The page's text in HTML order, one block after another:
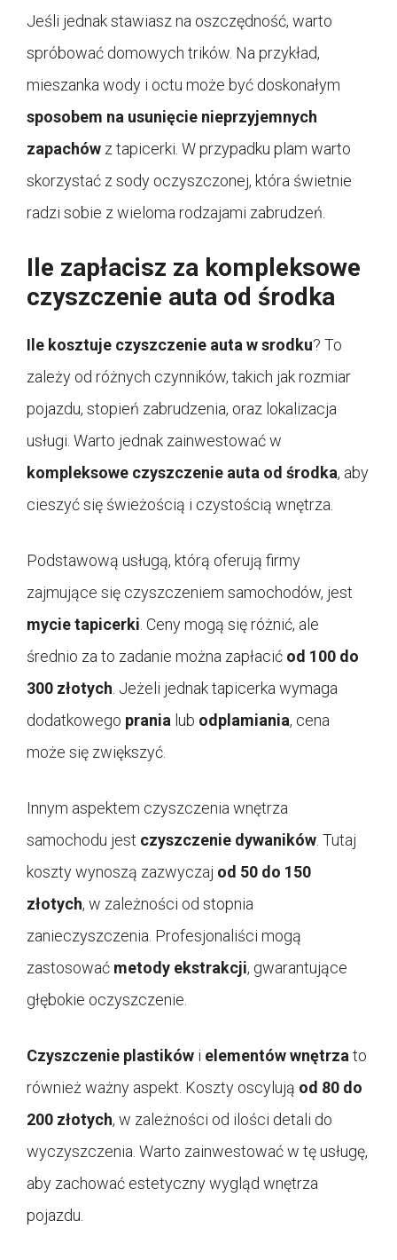
Jeśli jednak stawiasz na oszczędność, warto
spróbować domowych trików. Na przykład,
mieszanka wody i octu może być doskonałym
sposobem na usunięcie nieprzyjemnych
zapachów z tapicerki. W przypadku plam warto
skorzystać z sody oczyszczonej, która świetnie
radzi sobie z wieloma rodzajami zabrudzeń.
Ile zapłacisz za kompleksowe
czyszczenie auta od środka
Ile kosztuje czyszczenie auta w srodku? To
zależy od różnych czynników, takich jak rozmiar
pojazdu, stopień zabrudzenia, oraz lokalizacja
usługi. Warto jednak zainwestować w
kompleksowe czyszczenie auta od środka, aby
cieszyć się świeżością i czystością wnętrza.
Podstawową usługą, którą oferują firmy
zajmujące się czyszczeniem samochodów, jest
mycie tapicerki . Ceny mogą się różnić, ale
średnio za to zadanie można zapłacić od 100 do
300 złotych . Jeżeli jednak tapicerka wymaga
dodatkowego prania lub odplamiania, cena
może się zwiększyć.
Innym aspektem czyszczenia wnętrza
samochodu jest czyszczenie dywaników . Tutaj
koszty wynoszą zazwyczaj od 50 do 150
złotych, w zależności od stopnia
zanieczyszczenia. Profesjonaliści mogą
zastosować metody ekstrakcji, gwarantujące
głębokie oczyszczenie.
Czyszczenie plastików i elementów wnętrza to
również ważny aspekt. Koszty oscylują od 80 do
200 złotych, w zależności od ilości detali do
wyczyszczenia. Warto zainwestować w tę usługę,
aby zachować estetyczny wygląd wnętrza
pojazdu.